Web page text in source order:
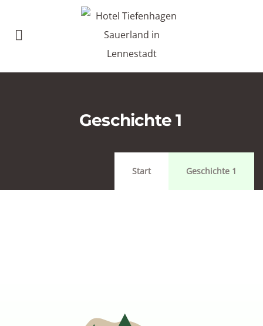
Geschichte 1
Start Geschichte 1